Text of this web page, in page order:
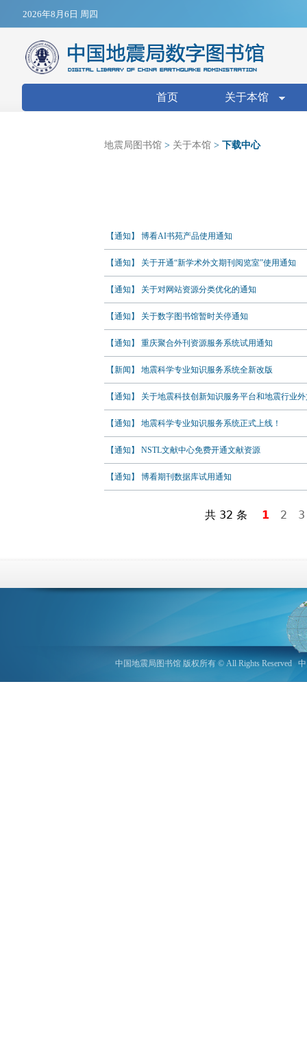
2026年8月6日 周四
搜索表单
首页 关于本馆
地震局图书馆 > 关于本馆 > 下载中心
【通知】 博看AI书苑产品使用通知
【通知】 关于开通“新学术外文期刊阅览室”使用通知
【通知】 关于对网站资源分类优化的通知
【通知】 关于数字图书馆暂时关停通知
【通知】 重庆聚合外刊资源服务系统试用通知
【新闻】 地震科学专业知识服务系统全新改版
【通知】 关于地震科技创新知识服务平台和地震行业外
【通知】 地震科学专业知识服务系统正式上线！
【通知】 NSTL文献中心免费开通文献资源
【通知】 博看期刊数据库试用通知
共 32 条 1 2 3
中国地震局图书馆 版权所有 © All Rights Reserved